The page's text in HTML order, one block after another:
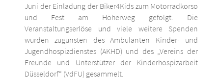
Juni der Einladung der Biker4Kids zum Motorradkorso
und Fest am Höherweg gefolgt. Die
Veranstaltungserlöse und viele weitere Spenden
wurden zugunsten des Ambulanten Kinder- und
Jugendhospizdienstes (AKHD) und des „Vereins der
Freunde und Unterstützer der Kinderhospizarbeit
Düsseldorf“ (VdFU) gesammelt.